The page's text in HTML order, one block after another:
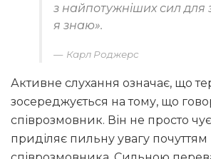
з найпотужніших сил для
я знаю».
Карл Роджерс
Активне слухання означає, що
зосереджується на тому, що
співрозмовник. Він не просто
приділяє пильну увагу почуттям